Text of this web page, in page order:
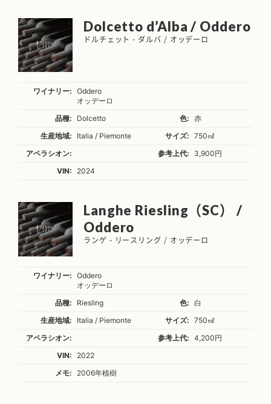
Dolcetto d’Alba / Oddero
ドルチェット・ダルバ / オッデーロ
ワイナリー:
Oddero
オッデーロ
品種:
Dolcetto 色:
赤
生産地域:
Italia / Piemonte サイズ:
750㎖
アペラシオン:
参考上代:
3,900円
VIN:
2024
Langhe Riesling（SC） /
Oddero
ランゲ・リースリング / オッデーロ
ワイナリー:
Oddero
オッデーロ
品種:
Riesling 色:
白
生産地域:
Italia / Piemonte サイズ:
750㎖
アペラシオン:
参考上代:
4,200円
VIN:
2022
メモ:
2006年植樹